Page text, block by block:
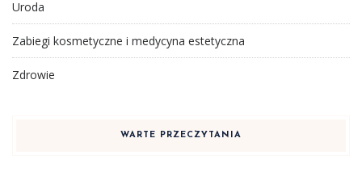
Uroda
Zabiegi kosmetyczne i medycyna estetyczna
Zdrowie
WARTE PRZECZYTANIA